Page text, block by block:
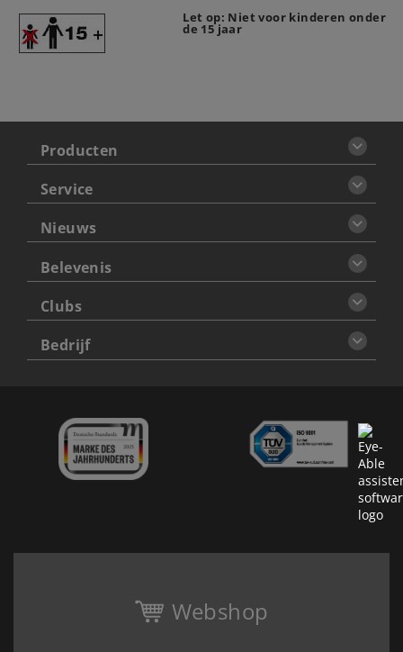
Let op: Niet voor kinderen onder
de 15 jaar
Producten
Service
Nieuws
Belevenis
Clubs
Bedrijf
Webshop